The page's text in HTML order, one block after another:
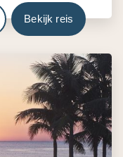
Bekijk reis